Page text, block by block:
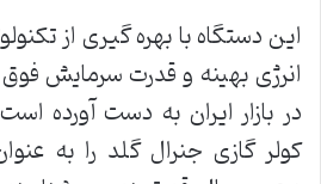
این دستگاه با بهره گیری از
انرژی بهینه و قدرت سرمایش فوق
در بازار ایران به دست آورده
کولر گازی جنرال گلد را به